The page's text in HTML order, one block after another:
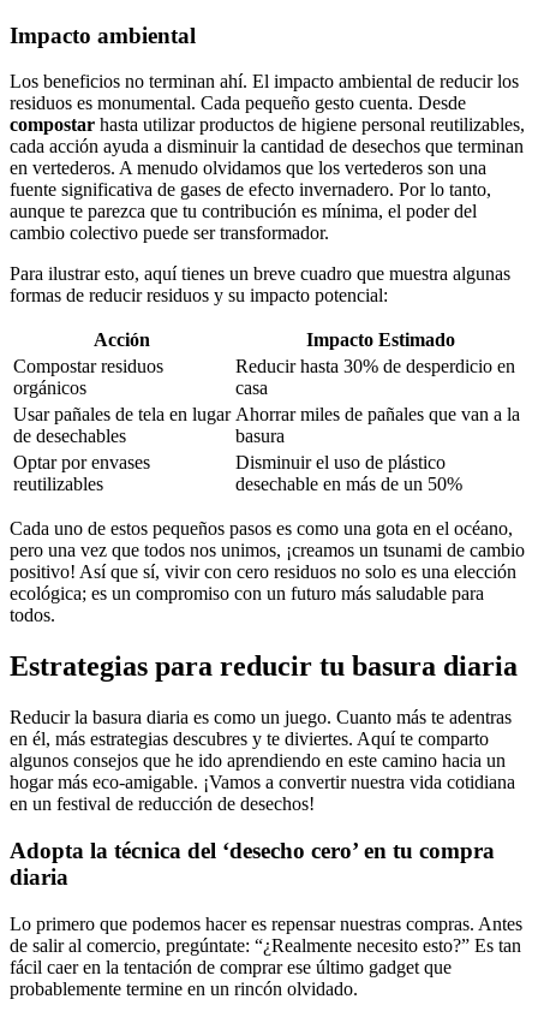
Impacto ambiental
Los beneficios no terminan ahí. El impacto ambiental de reducir los
residuos es monumental. Cada pequeño gesto cuenta. Desde
compostar hasta utilizar productos de higiene personal reutilizables,
cada acción ayuda a disminuir la cantidad de desechos que terminan
en vertederos. A menudo olvidamos que los vertederos son una
fuente significativa de gases de efecto invernadero. Por lo tanto,
aunque te parezca que tu contribución es mínima, el poder del
cambio colectivo puede ser transformador.
Para ilustrar esto, aquí tienes un breve cuadro que muestra algunas
formas de reducir residuos y su impacto potencial:
Acción
Impacto Estimado
Compostar residuos
orgánicos
Reducir hasta 30% de desperdicio en
casa
Usar pañales de tela en lugar
de desechables
Ahorrar miles de pañales que van a la
basura
Optar por envases
reutilizables
Disminuir el uso de plástico
desechable en más de un 50%
Cada uno de estos pequeños pasos es como una gota en el océano,
pero una vez que todos nos unimos, ¡creamos un tsunami de cambio
positivo! Así que sí, vivir con cero residuos no solo es una elección
ecológica; es un compromiso con un futuro más saludable para
todos.
Estrategias para reducir tu basura diaria
Reducir la basura diaria es como un juego. Cuanto más te adentras
en él, más estrategias descubres y te diviertes. Aquí te comparto
algunos consejos que he ido aprendiendo en este camino hacia un
hogar más eco-amigable. ¡Vamos a convertir nuestra vida cotidiana
en un festival de reducción de desechos!
Adopta la técnica del ‘desecho cero’ en tu compra
diaria
Lo primero que podemos hacer es repensar nuestras compras. Antes
de salir al comercio, pregúntate: “¿Realmente necesito esto?” Es tan
fácil caer en la tentación de comprar ese último gadget que
probablemente termine en un rincón olvidado.